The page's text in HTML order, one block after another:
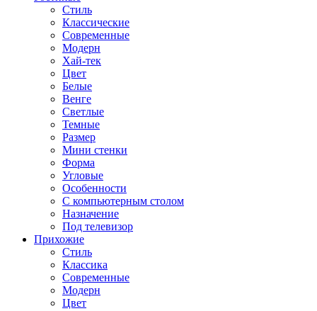
Стиль
Классические
Современные
Модерн
Хай-тек
Цвет
Белые
Венге
Светлые
Темные
Размер
Мини стенки
Форма
Угловые
Особенности
С компьютерным столом
Назначение
Под телевизор
Прихожие
Стиль
Классика
Современные
Модерн
Цвет